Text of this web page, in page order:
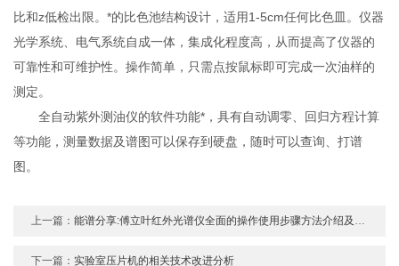
比和z低检出限。*的比色池结构设计，适用1-5cm任何比色皿。仪器
光学系统、电气系统自成一体，集成化程度高，从而提高了仪器的
可靠性和可维护性。操作简单，只需点按鼠标即可完成一次油样的
测定。
全自动紫外测油仪的软件功能*，具有自动调零、回归方程计算
等功能，测量数据及谱图可以保存到硬盘，随时可以查询、打谱
图。
上一篇：能谱分享:傅立叶红外光谱仪全面的操作使用步骤方法介绍及注意事项
下一篇：实验室压片机的相关技术改进分析